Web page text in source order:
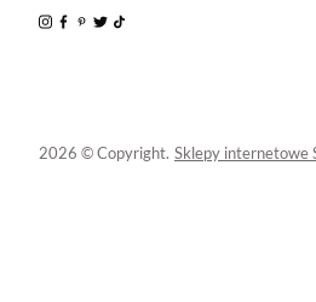
2026 © Copyright. Sklepy internetowe